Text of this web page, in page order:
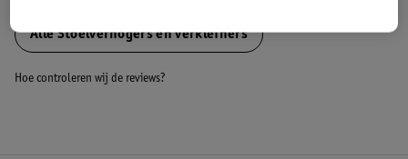
Alle Stoelverhogers en verkleiners
Hoe controleren wij de reviews?